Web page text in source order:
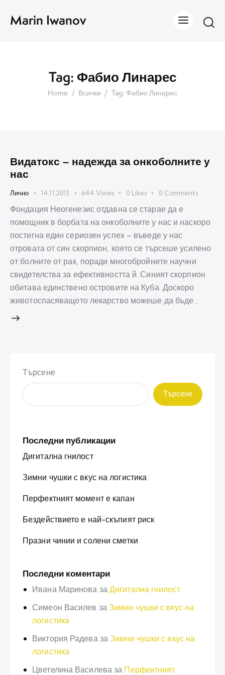
Marin Iwanov
Tag: Фабио Линарес
Home Всички Tag: Фабио Линарес
Видатокс – надежда за онкоболните у
нас
Лично 14.11.2013 644 Views 0 Likes 0 Comments
Фондация Неогенезис отдавна се старае да е
помощник в борбата на онкоболните у нас и наскоро
постигна един сериозен успех – въведе у нас
отровата от син скорпион, която се търсеше усилено
от болните от рак, поради многобройните научни
свидетелства за ефективността й. Синият скорпион
обитава единствено островите на Куба. Доскоро
животоспасяващото лекарство можеше да бъде…
Търсене
Търсене
Последни публикации
Дигитална гнилост
Зимни чушки с вкус на логистика
Перфектният момент е капан
Бездействието е най-скъпият риск
Празни чинии и солени сметки
Последни коментари
Ивана Маринова за Дигитална гнилост
Симеон Василев за Зимни чушки с вкус на
логистика
Виктория РадевазаЗимни чушки с вкус на
логистика
Цветелина Василева за Перфектният